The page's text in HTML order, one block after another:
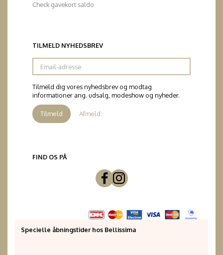
Check gavekort saldo
TILMELD NYHEDSBREV
Email-
adresse
Tilmeld dig vores nyhedsbrev og modtag
informationer ang. udsalg, modeshow og nyheder.
Tilmeld Afmeld
FIND OS PÅ
Specielle åbningstider hos Bellissima